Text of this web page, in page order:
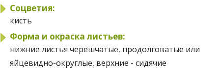
Соцветия:
кисть
Форма и окраска листьев:
нижние листья черешчатые, продолговатые или
яйцевидно-округлые, верхние - сидячие